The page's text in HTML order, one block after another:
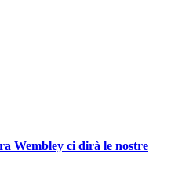
Wembley ci dirà le nostre